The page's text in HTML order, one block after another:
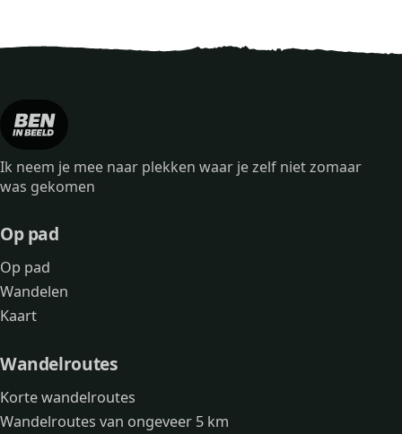
Ik neem je mee naar plekken waar je zelf niet zomaar
was gekomen
Op pad
Op pad
Wandelen
Kaart
Wandelroutes
Korte wandelroutes
Wandelroutes van ongeveer 5 km